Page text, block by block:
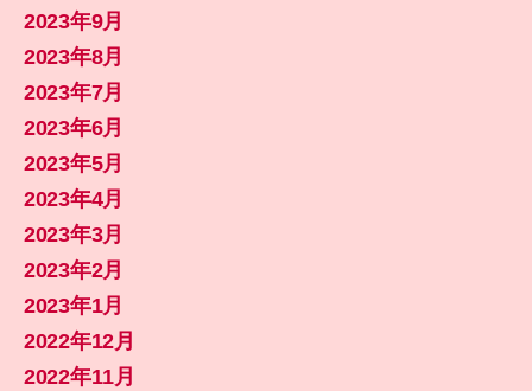
2023年9月
2023年8月
2023年7月
2023年6月
2023年5月
2023年4月
2023年3月
2023年2月
2023年1月
2022年12月
2022年11月